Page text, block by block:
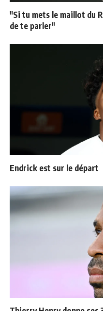
"Si tu mets le maillot du
de te parler"
Endrick est sur le départ